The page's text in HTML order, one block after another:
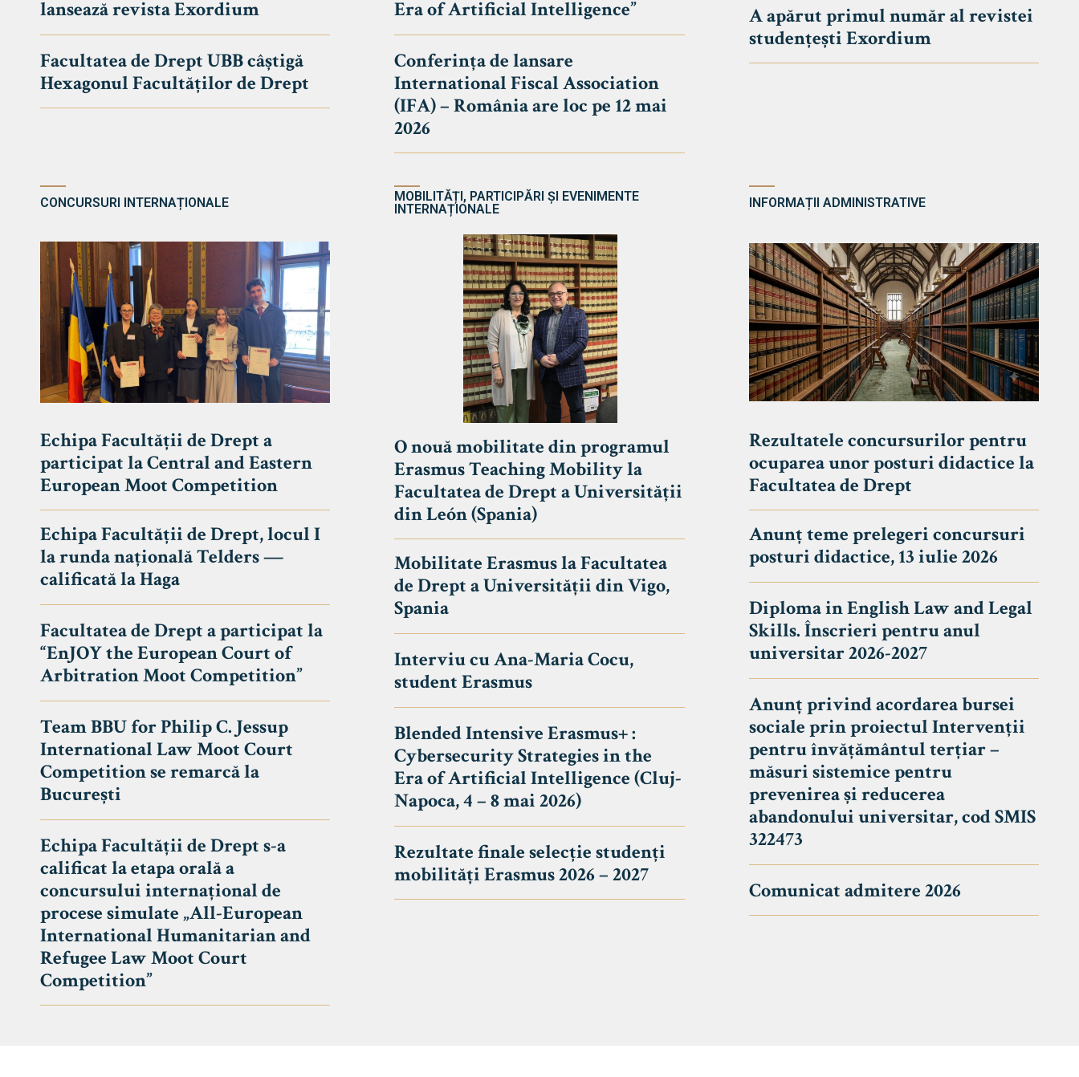
DE DREPT
Știri
Echipa Facultății
Bibliotecă & Reviste
lansează revista Exordium
Facultatea de Drept UBB câștigă
Hexagonul Facultăților de Drept
Era of Artificial Intelligence”
Conferința de lansare
International Fiscal Association
(IFA) – România are loc pe 12 mai
2026
A apărut primul număr al revistei
studențești Exordium
CONCURSURI INTERNAȚIONALE
Echipa Facultății de Drept a
participat la Central and Eastern
European Moot Competition
Echipa Facultății de Drept, locul I
la runda națională Telders —
calificată la Haga
Facultatea de Drept a participat la
“EnJOY the European Court of
Arbitration Moot Competition”
Team BBU for Philip C. Jessup
International Law Moot Court
Competition se remarcă la
București
Echipa Facultății de Drept s-a
calificat la etapa orală a
concursului internațional de
procese simulate „All-European
International Humanitarian and
Refugee Law Moot Court
Competition”
MOBILITĂȚI, PARTICIPĂRI ȘI EVENIMENTE
INTERNAȚIONALE
O nouă mobilitate din programul
Erasmus Teaching Mobility la
Facultatea de Drept a Universității
din León (Spania)
Mobilitate Erasmus la Facultatea
de Drept a Universității din Vigo,
Spania
Interviu cu Ana-Maria Cocu,
student Erasmus
Blended Intensive Erasmus+ :
Cybersecurity Strategies in the
Era of Artificial Intelligence (Cluj-
Napoca, 4 – 8 mai 2026)
Rezultate finale selecție studenți
mobilități Erasmus 2026 – 2027
INFORMAȚII ADMINISTRATIVE
Rezultatele concursurilor pentru
ocuparea unor posturi didactice la
Facultatea de Drept
Anunț teme prelegeri concursuri
posturi didactice, 13 iulie 2026
Diploma in English Law and Legal
Skills. Înscrieri pentru anul
universitar 2026-2027
Anunț privind acordarea bursei
sociale prin proiectul Intervenții
pentru învățământul terțiar –
măsuri sistemice pentru
prevenirea și reducerea
abandonului universitar, cod SMIS
322473
Comunicat admitere 2026